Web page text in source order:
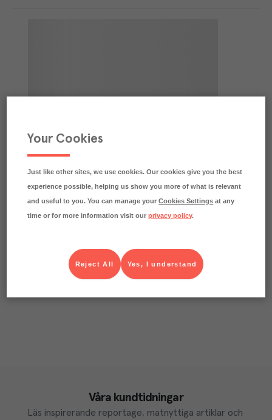
Våra kundtidningar
Läs inspirerande reportage, matnyttiga artiklar och
Your Cookies
Just like other sites, we use cookies. Our cookies give you the best
experience possible, helping us show you more of what is relevant
and useful to you. You can manage yourCookies Settings at any
time or for more information visit ourprivacy policy.
Yes, I understand
Reject All